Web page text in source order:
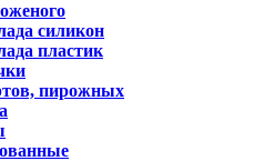
силикон
пластик
пирожных